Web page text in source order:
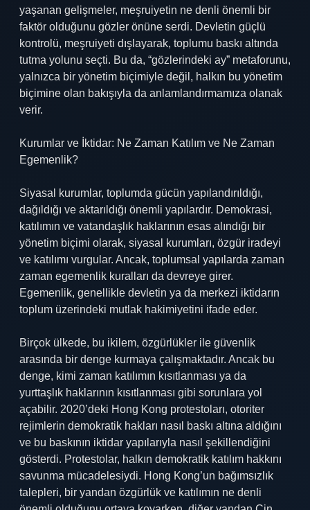
yaşanan gelişmeler, meşruiyetin ne denli önemli bir
faktör olduğunu gözler önüne serdi. Devletin güçlü
kontrolü, meşruiyeti dışlayarak, toplumu baskı altında
tutma yolunu seçti. Bu da, “gözlerindeki ay” metaforunu,
yalnızca bir yönetim biçimiyle değil, halkın bu yönetim
biçimine olan bakışıyla da anlamlandırmamıza olanak
verir.
Kurumlar ve İktidar: Ne Zaman Katılım ve Ne Zaman
Egemenlik?
Siyasal kurumlar, toplumda gücün yapılandırıldığı,
dağıldığı ve aktarıldığı önemli yapılardır. Demokrasi,
katılımın ve vatandaşlık haklarının esas alındığı bir
yönetim biçimi olarak, siyasal kurumları, özgür iradeyi
ve katılımı vurgular. Ancak, toplumsal yapılarda zaman
zaman egemenlik kuralları da devreye girer.
Egemenlik, genellikle devletin ya da merkezi iktidarın
toplum üzerindeki mutlak hakimiyetini ifade eder.
Birçok ülkede, bu ikilem, özgürlükler ile güvenlik
arasında bir denge kurmaya çalışmaktadır. Ancak bu
denge, kimi zaman katılımın kısıtlanması ya da
yurttaşlık haklarının kısıtlanması gibi sorunlara yol
açabilir. 2020’deki Hong Kong protestoları, otoriter
rejimlerin demokratik hakları nasıl baskı altına aldığını
ve bu baskının iktidar yapılarıyla nasıl şekillendiğini
gösterdi. Protestolar, halkın demokratik katılım hakkını
savunma mücadelesiydi. Hong Kong’un bağımsızlık
talepleri, bir yandan özgürlük ve katılımın ne denli